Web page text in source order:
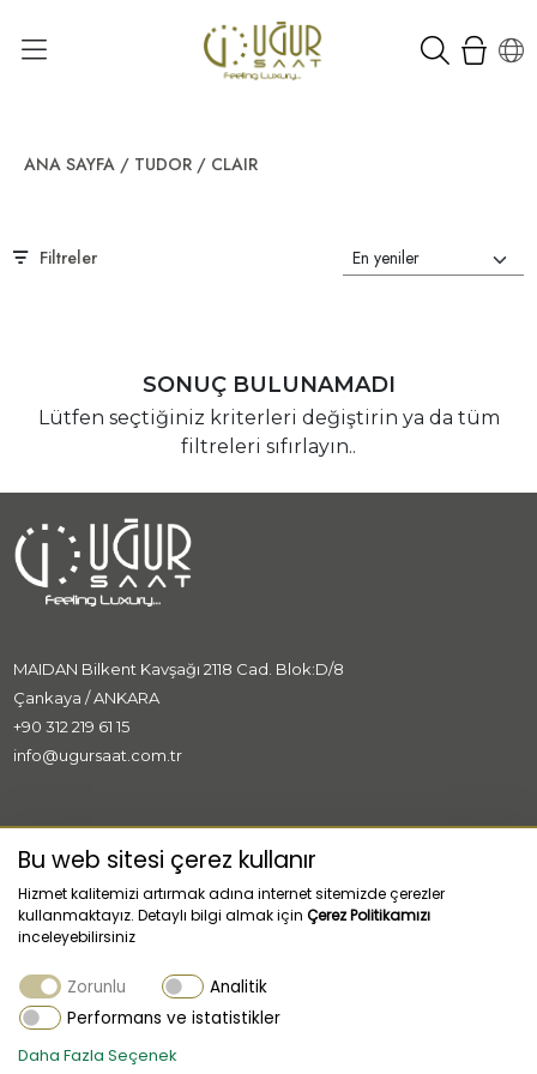
ANA SAYFA / TUDOR / CLAIR
Filtreler
SONUÇ BULUNAMADI
Lütfen seçtiğiniz kriterleri değiştirin ya da tüm
filtreleri sıfırlayın..
MAIDAN Bilkent Kavşağı 2118 Cad. Blok:D/8
Çankaya / ANKARA
+90 312 219 61 15
info@ugursaat.com.tr
MARKALAR
KURUMSAL
MÜŞTERİ HİZMETLERİ
Bu web sitesi çerez kullanır
Hizmet kalitemizi artırmak adına internet sitemizde çerezler
kullanmaktayız. Detaylı bilgi almak için Çerez Politikamızı
inceleyebilirsiniz
Zorunlu
Analitik
Performans ve istatistikler
Daha Fazla Seçenek